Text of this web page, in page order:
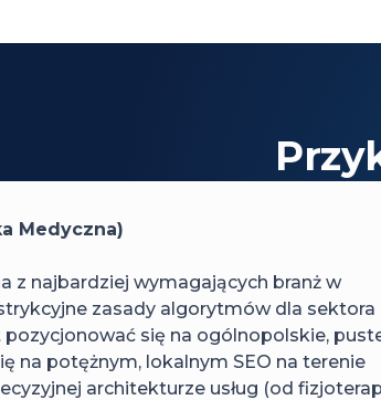
Medyczna)
z najbardziej wymagających branż w
zasady algorytmów dla sektora
pozycjonować się na ogólnopolskie,
na potężnym, lokalnym SEO na terenie
architekturze usług (od